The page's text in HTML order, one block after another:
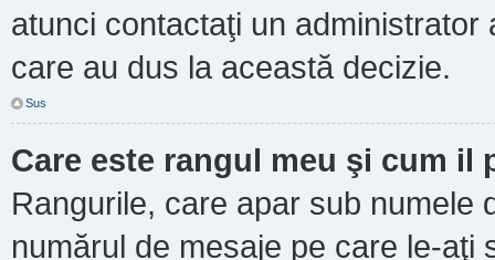
atunci contactaţi un
care au dus la această decizie.
Sus
Care este rangul meu şi cum il
Rangurile, care apar sub numele
numărul de mesaje pe care le-aţi